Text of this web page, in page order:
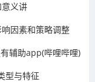
义讲
因素和策略调整
辅助app(哔哩哔哩)
型与特征